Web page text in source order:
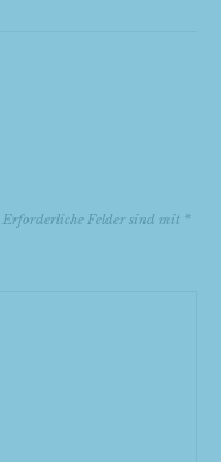
Erforderliche Felder sind mit *